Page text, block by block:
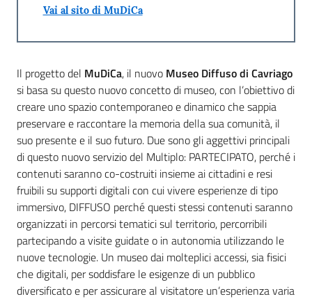
Progetti
Partecipa
Sostieni
Per
saperne
di
più
Vai al sito di MuDiCa
Il progetto del MuDiCa, il nuovo Museo Diffuso di Cavriago
si basa su questo nuovo concetto di museo, con l’obiettivo di
creare uno spazio contemporaneo e dinamico che sappia
preservare e raccontare la memoria della sua comunità, il
suo presente e il suo futuro. Due sono gli aggettivi principali
di questo nuovo servizio del Multiplo: PARTECIPATO, perché i
contenuti saranno co-costruiti insieme ai cittadini e resi
fruibili su supporti digitali con cui vivere esperienze di tipo
immersivo, DIFFUSO perché questi stessi contenuti saranno
organizzati in percorsi tematici sul territorio, percorribili
partecipando a visite guidate o in autonomia utilizzando le
nuove tecnologie. Un museo dai molteplici accessi, sia fisici
che digitali, per soddisfare le esigenze di un pubblico
diversificato e per assicurare al visitatore un’esperienza varia